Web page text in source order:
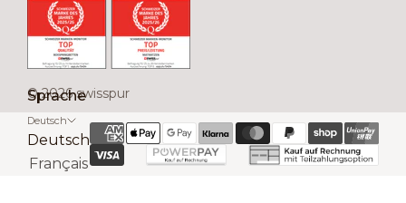
Deutsch
Sprache
Deutsch
Français
© 2026 swisspur